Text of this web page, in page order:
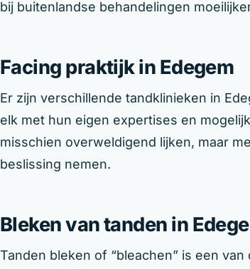
bij buitenlandse behandelingen
Facing praktijk in Edegem
Er zijn verschillende tandklinieken in
elk met hun eigen expertises en
misschien overweldigend lijken, maar
beslissing nemen.
Bleken van tanden in
Tanden bleken of “bleachen” is een